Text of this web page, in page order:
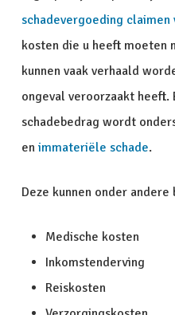
schadevergoeding claimen
kosten die u heeft moeten
kunnen vaak verhaald
ongeval veroorzaakt
schadebedrag wordt
en immateriële schade.
Deze kunnen onder andere
Medische kosten
Inkomstenderving
Reiskosten